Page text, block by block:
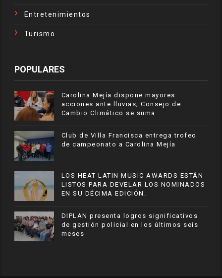
Entretenimientos
Turismo
POPULARES
Carolina Mejía dispone mayores
acciones ante lluvias; Consejo de
Cambio Climático se suma
Club de Villa Francisca entrega trofeo
de campeonato a Carolina Mejía
LOS HEAT LATIN MUSIC AWARDS ESTÁN
LISTOS PARA DEVELAR LOS NOMINADOS
EN SU DÉCIMA EDICIÓN.
DIPLAN presenta logros significativos
de gestión policial en los últimos seis
meses